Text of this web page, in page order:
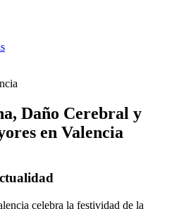
Daño Cerebral y
en Valencia